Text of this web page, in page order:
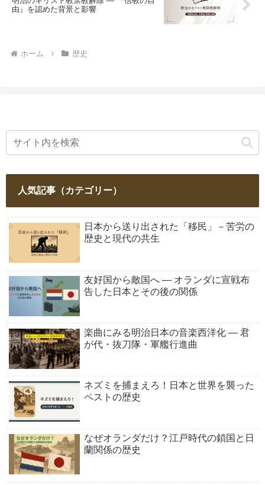
由』を認めた背景と影響
ホーム 歴史
人気記事（カテゴリー）
日本から送り出された「移民」－苦労の
歴史と現代の共生
友好国から敵国へ ― オランダに宣戦布
告した日本とその後の関係
楽曲にみる明治日本の音楽西洋化 ― 君
が代・抜刀隊・軍艦行進曲
ネズミを捕まえろ！日本と世界を襲った
ペストの歴史
なぜオランダだけ？江戸時代の鎖国と日
蘭関係の歴史